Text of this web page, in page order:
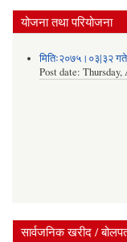
योजना तथा परियोजना
मितिः२०७५।०३|३२
Post date: Thursday,
सार्वजनिक खरीद /